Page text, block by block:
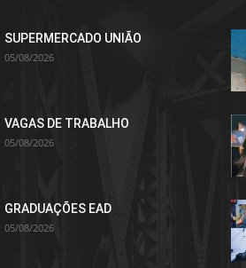
SUPERMERCADO UNIÃO
05/08/2026
VAGAS DE TRABALHO
05/08/2026
GRADUAÇÕES EAD
05/08/2026